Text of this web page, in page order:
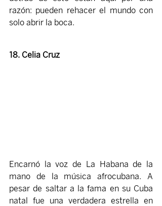
razón: pueden rehacer el mundo con
solo abrir la boca.
18. Celia Cruz
Encarnó la voz de La Habana de la
mano de la música afrocubana. A
pesar de saltar a la fama en su Cuba
natal fue una verdadera estrella en